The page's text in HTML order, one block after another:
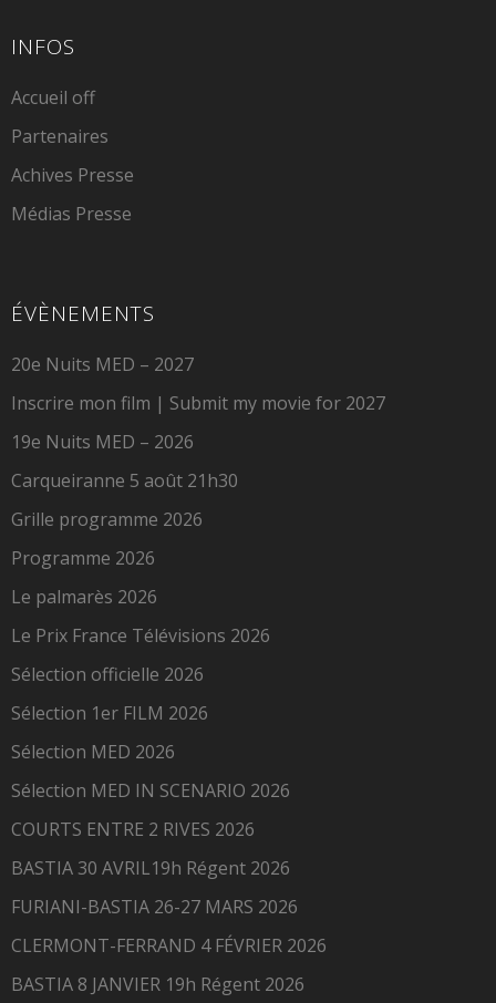
INFOS
Accueil off
Partenaires
Achives Presse
Médias Presse
ÉVÈNEMENTS
20e Nuits MED – 2027
Inscrire mon film | Submit my movie for 2027
19e Nuits MED – 2026
Carqueiranne 5 août 21h30
Grille programme 2026
Programme 2026
Le palmarès 2026
Le Prix France Télévisions 2026
Sélection officielle 2026
Sélection 1er FILM 2026
Sélection MED 2026
Sélection MED IN SCENARIO 2026
COURTS ENTRE 2 RIVES 2026
BASTIA 30 AVRIL19h Régent 2026
FURIANI-BASTIA 26-27 MARS 2026
CLERMONT-FERRAND 4 FÉVRIER 2026
BASTIA 8 JANVIER 19h Régent 2026